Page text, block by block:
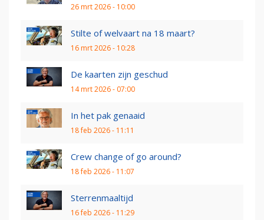
26 mrt 2026 - 10:00
Stilte of welvaart na 18 maart?
16 mrt 2026 - 10:28
De kaarten zijn geschud
14 mrt 2026 - 07:00
In het pak genaaid
18 feb 2026 - 11:11
Crew change of go around?
18 feb 2026 - 11:07
Sterrenmaaltijd
16 feb 2026 - 11:29